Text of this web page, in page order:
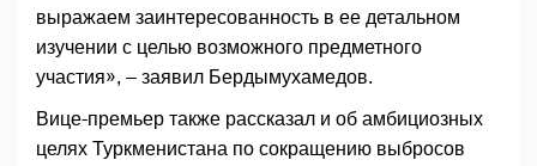
выражаем заинтересованность в ее детальном
изучении с целью возможного предметного
участия», – заявил Бердымухамедов.
Вице-премьер также рассказал и об амбициозных
целях Туркменистана по сокращению выбросов